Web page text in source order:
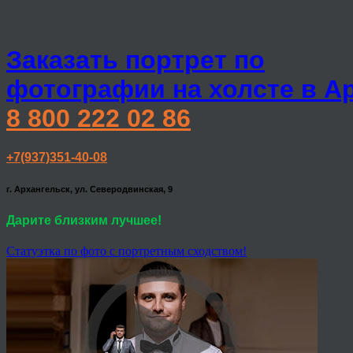
Заказать портрет по
фотографии на холсте в
8 800 222 02 86
+7(937)351-40-08
г. Архангельск, ул. Северодвинская, 9
Дарите близким лучшее!
Статуэтка по фото с портретным сходством!